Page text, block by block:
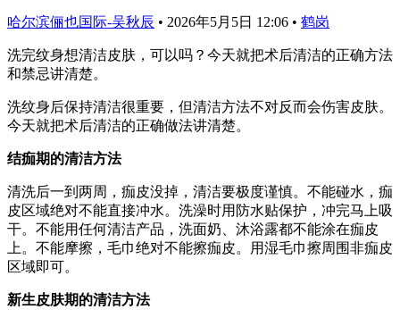
哈尔滨俪也国际-吴秋辰 • 2026年5月5日 12:06 • 鹤岗
洗完纹身想清洁皮肤，可以吗？今天就把术后清洁的正确方法
和禁忌讲清楚。
洗纹身后保持清洁很重要，但清洁方法不对反而会伤害皮肤。
今天就把术后清洁的正确做法讲清楚。
结痂期的清洁方法
清洗后一到两周，痂皮没掉，清洁要极度谨慎。不能碰水，痂
皮区域绝对不能直接冲水。洗澡时用防水贴保护，冲完马上吸
干。不能用任何清洁产品，洗面奶、沐浴露都不能涂在痂皮
上。不能摩擦，毛巾绝对不能擦痂皮。用湿毛巾擦周围非痂皮
区域即可。
新生皮肤期的清洁方法